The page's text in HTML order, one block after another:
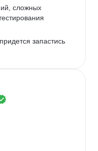
сложных
запастись